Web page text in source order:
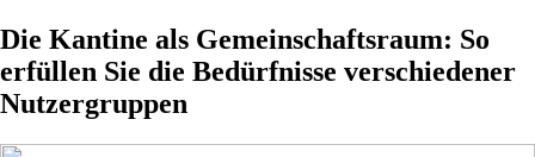
Die Kantine als Gemeinschaftsraum: So
erfüllen Sie die Bedürfnisse verschiedener
Nutzergruppen